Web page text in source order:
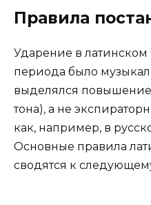
Правила
Ударение в латинском
периода было
выделялся
тона), а не
как, например, в
Основные правила
сводятся к